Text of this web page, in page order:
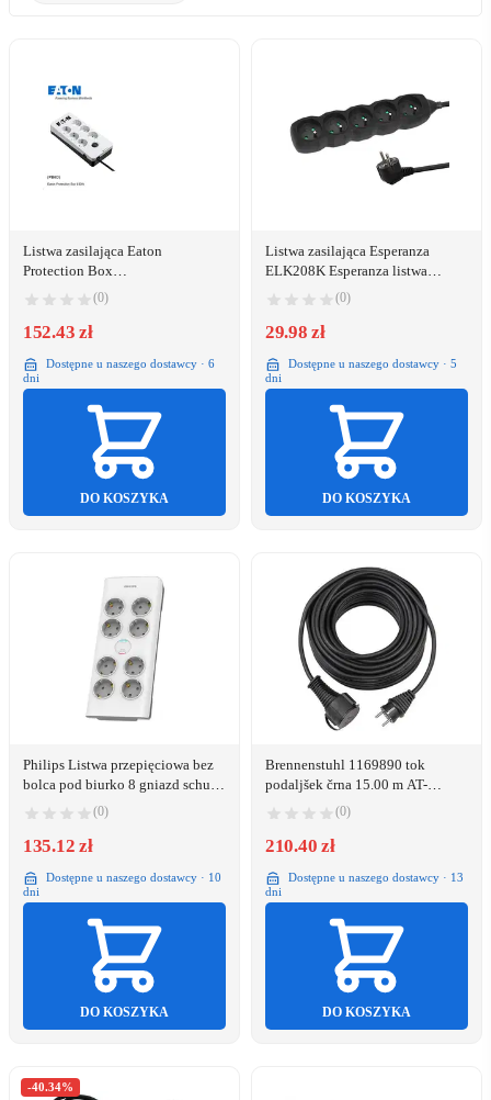
Listwa zasilająca Eaton
Protection Box
przeciwprzepięciowa 6 gniazd 1.5
m biała (PB6D)
(0)
152.43 zł
Dostępne u naszego dostawcy · 6
dni
DO KOSZYKA
Listwa zasilająca Esperanza
ELK208K Esperanza listwa
zasilająca 5 gn. 3m czarna
(0)
29.98 zł
Dostępne u naszego dostawcy · 5
dni
DO KOSZYKA
Philips Listwa przepięciowa bez
bolca pod biurko 8 gniazd schuko
(0)
135.12 zł
Dostępne u naszego dostawcy · 10
dni
DO KOSZYKA
Brennenstuhl 1169890 tok
podaljšek črna 15.00 m AT-
N05V3V3-F 3G 1\,5 mm²
(0)
210.40 zł
Dostępne u naszego dostawcy · 13
dni
DO KOSZYKA
-40.34%